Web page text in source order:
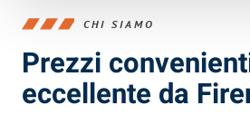
CHI SIAMO
Prezzi
eccellente da